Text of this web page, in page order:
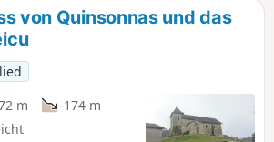
von Quinsonnas und das
m
-174 m